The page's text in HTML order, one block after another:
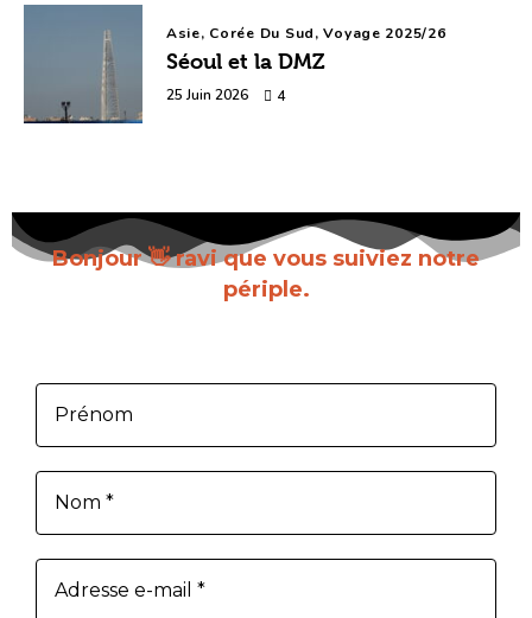
Asie, Corée Du Sud,Voyage 2025/26
Séoul et la DMZ
25 Juin 2026 4
Bonjour 👋 ravi que vous suiviez notre
périple.